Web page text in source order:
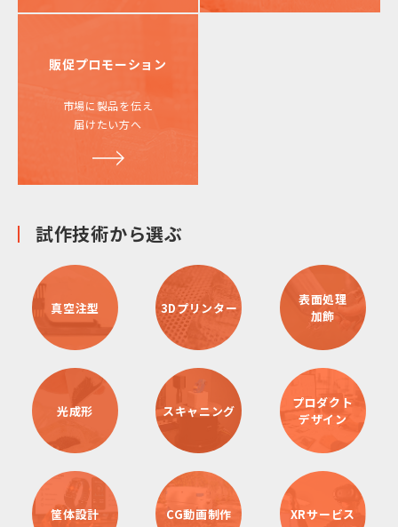
販促プロモーション
市場に製品を伝え
届けたい方へ
試作技術から選ぶ
真空注型 3Dプリンター
表面処理
加飾
光成形 スキャニング
プロダクト
デザイン
筐体設計 CG動画制作 XRサービス